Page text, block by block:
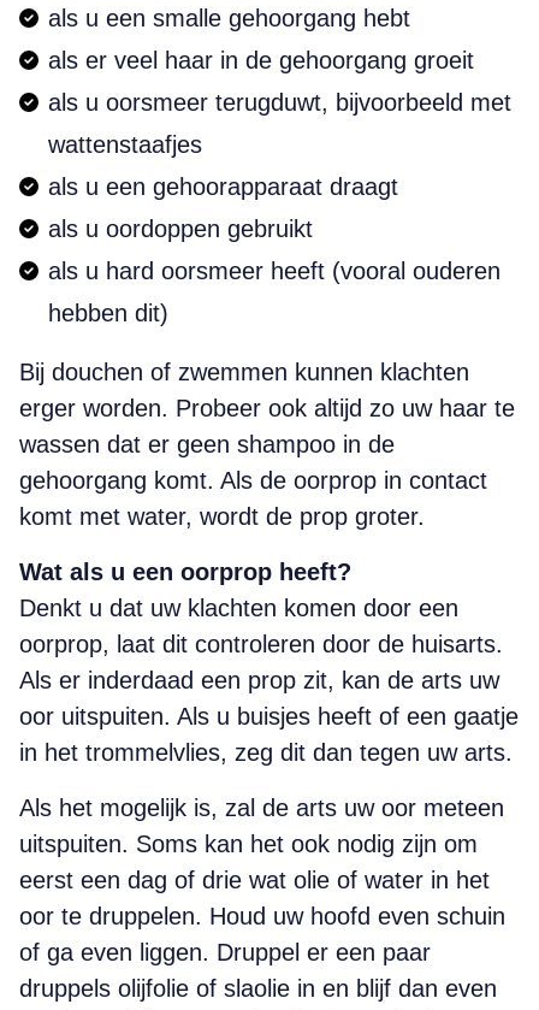
als u een smalle gehoorgang hebt
als er veel haar in de gehoorgang groeit
als u oorsmeer terugduwt, bijvoorbeeld met
wattenstaafjes
als u een gehoorapparaat draagt
als u oordoppen gebruikt
als u hard oorsmeer heeft (vooral ouderen
hebben dit)
Bij douchen of zwemmen kunnen klachten
erger worden. Probeer ook altijd zo uw haar te
wassen dat er geen shampoo in de
gehoorgang komt. Als de oorprop in contact
komt met water, wordt de prop groter.
Wat als u een oorprop heeft?
Denkt u dat uw klachten komen door een
oorprop, laat dit controleren door de huisarts.
Als er inderdaad een prop zit, kan de arts uw
oor uitspuiten. Als u buisjes heeft of een gaatje
in het trommelvlies, zeg dit dan tegen uw arts.
Als het mogelijk is, zal de arts uw oor meteen
uitspuiten. Soms kan het ook nodig zijn om
eerst een dag of drie wat olie of water in het
oor te druppelen. Houd uw hoofd even schuin
of ga even liggen. Druppel er een paar
druppels olijfolie of slaolie in en blijf dan even